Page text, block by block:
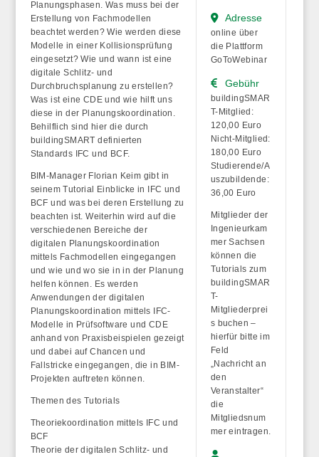
Planungsphasen. Was muss bei der
Erstellung von Fachmodellen
beachtet werden? Wie werden diese
Modelle in einer Kollisionsprüfung
eingesetzt? Wie und wann ist eine
digitale Schlitz- und
Durchbruchsplanung zu erstellen?
Was ist eine CDE und wie hilft uns
diese in der Planungskoordination.
Behilflich sind hier die durch
buildingSMART definierten
Standards IFC und BCF.
BIM-Manager Florian Keim gibt in
seinem Tutorial Einblicke in IFC und
BCF und was bei deren Erstellung zu
beachten ist. Weiterhin wird auf die
verschiedenen Bereiche der
digitalen Planungskoordination
mittels Fachmodellen eingegangen
und wie und wo sie in in der Planung
helfen können. Es werden
Anwendungen der digitalen
Planungskoordination mittels IFC-
Modelle in Prüfsoftware und CDE
anhand von Praxisbeispielen gezeigt
und dabei auf Chancen und
Fallstricke eingegangen, die in BIM-
Projekten auftreten können.
Themen des Tutorials
Theoriekoordination mittels IFC und
BCF
Theorie der digitalen Schlitz- und
Adresse
online über
die Plattform
GoToWebinar
Gebühr
buildingSMAR
T-Mitglied:
120,00 Euro
Nicht-Mitglied:
180,00 Euro
Studierende/A
uszubildende:
36,00 Euro
Mitglieder der
Ingenieurkam
mer Sachsen
können die
Tutorials zum
buildingSMAR
T-
Mitgliederprei
s buchen –
hierfür bitte im
Feld
„Nachricht an
den
Veranstalter“
die
Mitgliedsnum
mer eintragen.